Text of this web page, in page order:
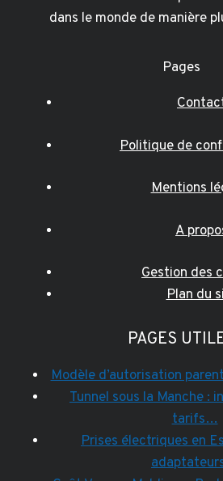
dans le monde de manière
Pages
Politique de
Mentions
A
Gestion des
Plan du
PAGES
Modèle d’autorisation
Tunnel sous la Manche :
tarifs…
Prises électriques en